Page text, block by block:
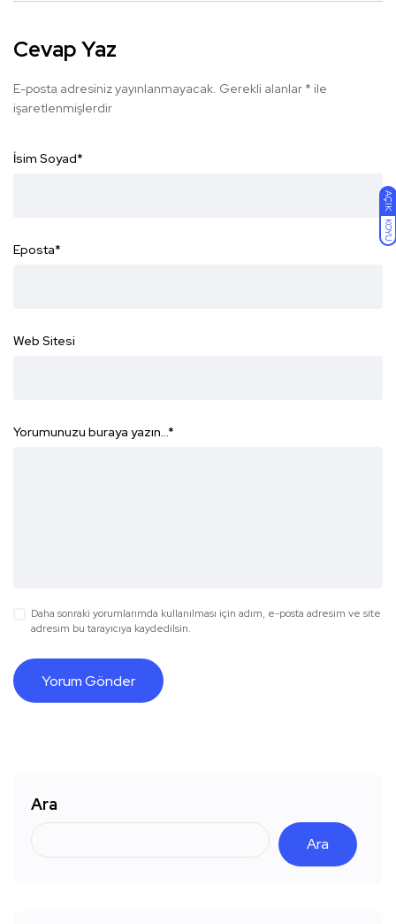
AÇIK
KOYU
Cevap Yaz
E-posta adresiniz yayınlanmayacak. Gerekli alanlar * ile
işaretlenmişlerdir
İsim Soyad*
Eposta*
Web Sitesi
Yorumunuzu buraya yazın...*
Daha sonraki yorumlarımda kullanılması için adım, e-posta adresim ve site
adresim bu tarayıcıya kaydedilsin.
Ara
Ara